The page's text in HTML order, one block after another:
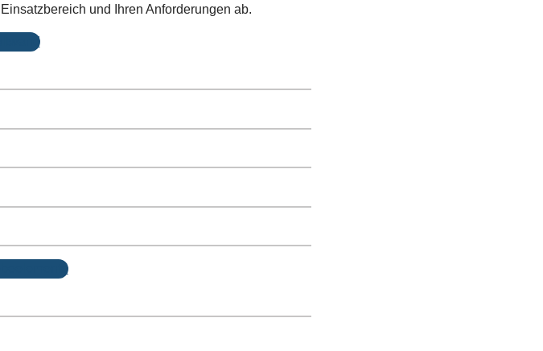
und Ihren Anforderungen ab.